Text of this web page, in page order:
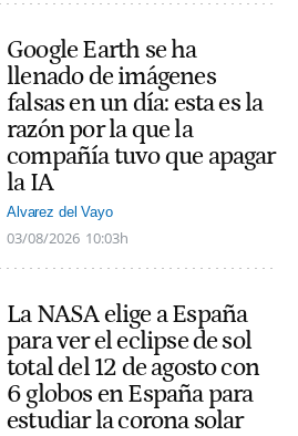
Google Earth se ha
llenado de imágenes
falsas en un día: esta es la
razón por la que la
compañía tuvo que apagar
la IA
Alvarez del Vayo
03/08/2026 10:03h
La NASA elige a España
para ver el eclipse de sol
total del 12 de agosto con
6 globos en España para
estudiar la corona solar